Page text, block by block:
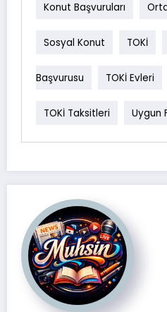
Konut Başvuruları
Sosyal Konut TOKİ
Başvurusu TOKİ Evleri
TOKİ Taksitleri Uygun